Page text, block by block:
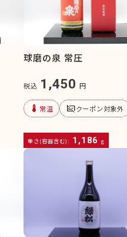
球磨の泉 常圧
税込 1,450 円
device_thermostat 常温 subtitles_offクーポン対象外
重さ(容器含む): 1,186 g